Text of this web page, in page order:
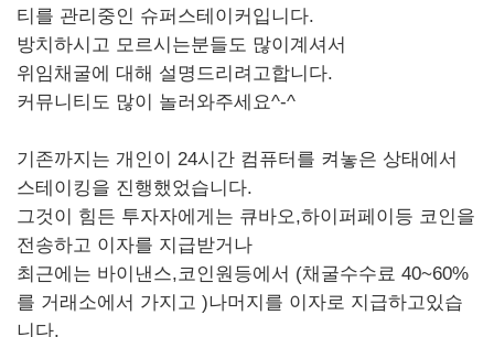
티를 관리중인 슈퍼스테이커입니다.
방치하시고 모르시는분들도 많이계셔서
위임채굴에 대해 설명드리려고합니다.
커뮤니티도 많이 놀러와주세요^-^
기존까지는 개인이 24시간 컴퓨터를 켜놓은 상태에서
스테이킹을 진행했었습니다.
그것이 힘든 투자자에게는 큐바오,하이퍼페이등 코인을
전송하고 이자를 지급받거나
최근에는 바이낸스,코인원등에서 (채굴수수료 40~60%
를 거래소에서 가지고 )나머지를 이자로 지급하고있습
니다.